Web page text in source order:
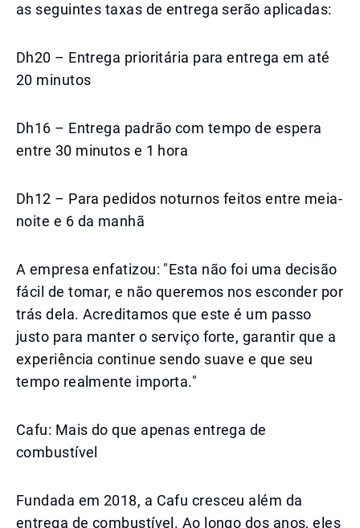
as seguintes taxas de entrega serão aplicadas:
Dh20 – Entrega prioritária para entrega em até
20 minutos
Dh16 – Entrega padrão com tempo de espera
entre 30 minutos e 1 hora
Dh12 – Para pedidos noturnos feitos entre meia-
noite e 6 da manhã
A empresa enfatizou: "Esta não foi uma decisão
fácil de tomar, e não queremos nos esconder por
trás dela. Acreditamos que este é um passo
justo para manter o serviço forte, garantir que a
experiência continue sendo suave e que seu
tempo realmente importa."
Cafu: Mais do que apenas entrega de
combustível
Fundada em 2018, a Cafu cresceu além da
entrega de combustível. Ao longo dos anos, eles